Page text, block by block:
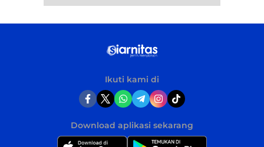
Ikuti kami di
Download aplikasi sekarang